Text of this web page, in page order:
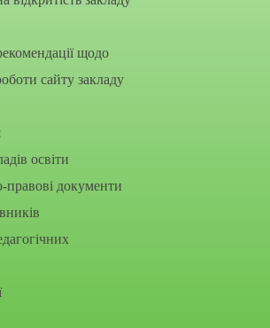
щодо
сайту закладу
освіти
документи